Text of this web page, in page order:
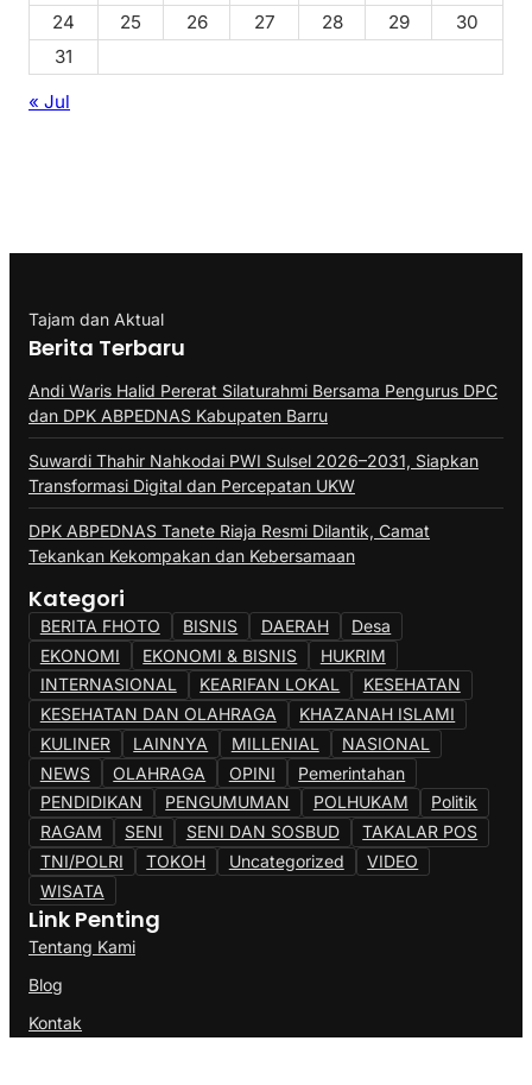
24
25 26 27 28 29
30
31
« Jul
Tajam dan Aktual
Berita Terbaru
Andi Waris Halid Pererat Silaturahmi Bersama Pengurus DPC
dan DPK ABPEDNAS Kabupaten Barru
Suwardi Thahir Nahkodai PWI Sulsel 2026–2031, Siapkan
Transformasi Digital dan Percepatan UKW
DPK ABPEDNAS Tanete Riaja Resmi Dilantik, Camat
Tekankan Kekompakan dan Kebersamaan
Kategori
BERITA FHOTO BISNIS DAERAH
Desa
EKONOMI
EKONOMI & BISNIS
HUKRIM
INTERNASIONAL
KEARIFAN LOKAL
KESEHATAN
KESEHATAN DAN OLAHRAGA
KHAZANAH ISLAMI
KULINER
LAINNYA MILLENIAL
NASIONAL
NEWS
OLAHRAGA OPINI
Pemerintahan
PENDIDIKAN
PENGUMUMAN POLHUKAM
Politik
RAGAM
SENI SENI DAN SOSBUD
TAKALAR POS
TNI/POLRI
TOKOH Uncategorized
VIDEO
WISATA
Link Penting
Tentang Kami
Blog
Kontak